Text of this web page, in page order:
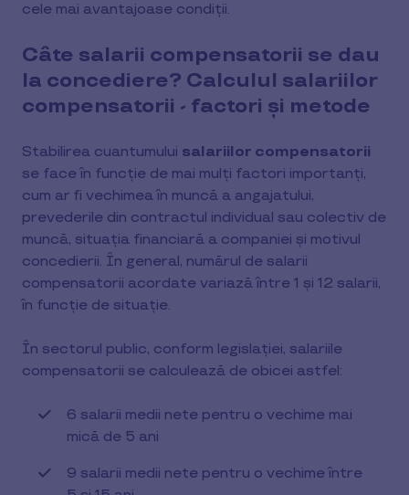
cele mai avantajoase condiții.
Câte salarii compensatorii se dau
la concediere? Calculul salariilor
compensatorii - factori și metode
Stabilirea cuantumului salariilor compensatorii
se face în funcție de mai mulți factori importanți,
cum ar fi vechimea în muncă a angajatului,
prevederile din contractul individual sau colectiv de
muncă, situația financiară a companiei și motivul
concedierii. În general, numărul de salarii
compensatorii acordate variază între 1 și 12 salarii,
în funcție de situație.
În sectorul public, conform legislației, salariile
compensatorii se calculează de obicei astfel:
6 salarii medii nete pentru o vechime mai
mică de 5 ani
9 salarii medii nete pentru o vechime între